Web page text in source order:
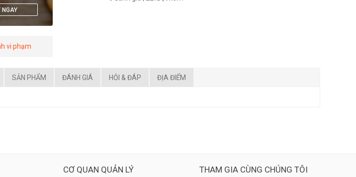
NGAY
vi phạm
SẢN PHẨM ĐÁNH GIÁ HỎI & ĐÁP ĐỊA ĐIỂM
CƠ QUAN QUẢN LÝ THAM GIA CÙNG CHÚNG TÔI